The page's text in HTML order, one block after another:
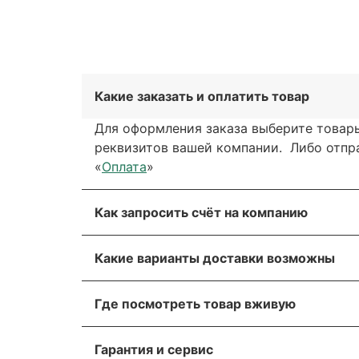
Какие заказать и оплатить товар
Для оформления заказа выберите
реквизитов вашей компании. Либо
«Оплата»
Как запросить счёт на компанию
обратной связи. Мы свяжемся с вами в
Для получения более подробной
Пожалуйста, прикрепите реквизиты
оборудование.
Какие варианты доставки возможны
через транспортную компанию.
Мы отправляем грузы транспортной
Где посмотреть товар вживую
убедиться лично! Адрес склада указан в
Гарантия и сервис